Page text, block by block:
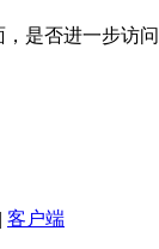
是否进一步访
| 客户端